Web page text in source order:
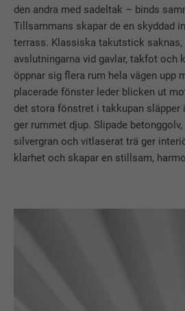
den andra med sadeltak – binds
Tillsammans skapar de en skyddad
terrass. Klassiska takutstick
avslutningarna vid gavlar, takfot och
öppnar sig flera rum hela vägen upp
placerade fönster leder blicken ut
det stora fönstret i takkupan
ger rummet djup. Slipade
silvergran och vitlaserat trä ger
klarhet och skapar en stillsam,